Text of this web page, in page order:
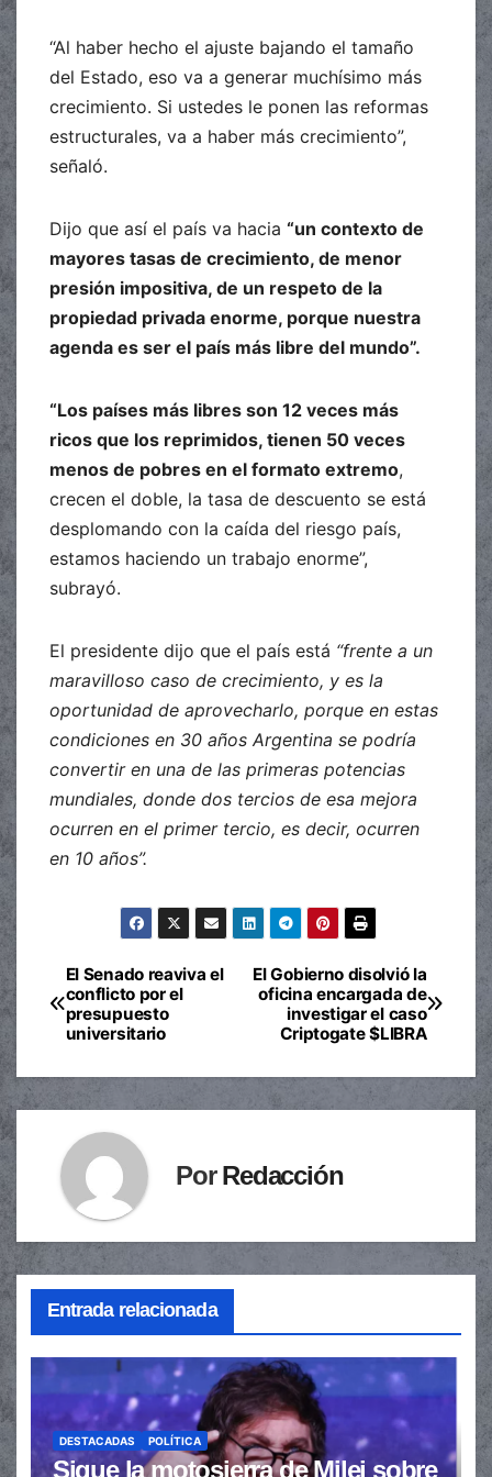
“Al haber hecho el ajuste bajando el tamaño
del Estado, eso va a generar muchísimo más
crecimiento. Si ustedes le ponen las reformas
estructurales, va a haber más crecimiento”,
señaló.
Dijo que así el país va hacia “un contexto de
mayores tasas de crecimiento, de menor
presión impositiva, de un respeto de la
propiedad privada enorme, porque nuestra
agenda es ser el país más libre del mundo”.
“Los países más libres son 12 veces más
ricos que los reprimidos, tienen 50 veces
menos de pobres en el formato extremo,
crecen el doble, la tasa de descuento se está
desplomando con la caída del riesgo país,
estamos haciendo un trabajo enorme”,
subrayó.
El presidente dijo que el país está “frente a un
maravilloso caso de crecimiento, y es la
oportunidad de aprovecharlo, porque en estas
condiciones en 30 años Argentina se podría
convertir en una de las primeras potencias
mundiales, donde dos tercios de esa mejora
ocurren en el primer tercio, es decir, ocurren
en 10 años”.
Navegación
de
entradas
El Gobierno disolvió la
oficina encargada de
investigar el caso
Criptogate $LIBRA
El Senado reaviva el
conflicto por el
presupuesto
universitario
PorRedacción
Entrada relacionada
DESTACADAS POLÍTICA
Sigue la motosierra de Milei sobre